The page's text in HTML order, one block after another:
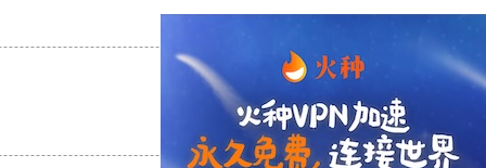
支持 [0] 反对 [0]